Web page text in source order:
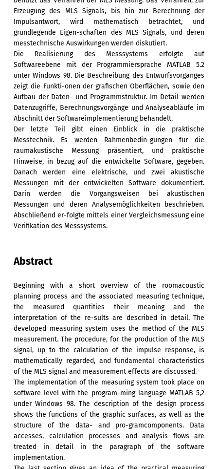
Erzeugung des MLS Signals, bis hin zur Berechnung der
Impulsantwort, wird mathematisch betrachtet, und
grundlegende Eigen-schaften des MLS Signals, und deren
messtechnische Auswirkungen werden diskutiert.
Die Realisierung des Messsystems erfolgte auf
Softwareebene mit der Programmiersprache MATLAB 5.2
unter Windows 98. Die Beschreibung des Entwurfsvorganges
zeigt die Funkti-onen der grafischen Oberflächen, sowie den
Aufbau der Daten- und Programmstruktur. Im Detail werden
Datenzugriffe, Berechnungsvorgänge und Analyseabläufe im
Abschnitt der Softwareimplementierung behandelt.
Der letzte Teil gibt einen Einblick in die praktische
Messtechnik. Es werden Rahmenbedin-gungen für die
raumakustische Messung präsentiert, und praktische
Hinweise, in bezug auf die entwickelte Software, gegeben.
Danach werden eine elektrische, und zwei akustische
Messungen mit der entwickelten Software dokumentiert.
Darin werden die Vorgangsweisen bei akustischen
Messungen und deren Analysemöglichkeiten beschrieben.
Abschließend er-folgte mittels einer Vergleichsmessung eine
Verifikation des Messsystems.
Abstract
Beginning with a short overview of the roomacoustic
planning process and the associated measuring technique,
the measured quantities their meaning and the
interpretation of the re-sults are described in detail. The
developed measuring system uses the method of the MLS
measurement. The procedure, for the production of the MLS
signal, up to the calculation of the impulse response, is
mathematically regarded, and fundamental characteristics
of the MLS signal and measurement effects are discussed.
The implementation of the measuring system took place on
software level with the program-ming language MATLAB 5,2
under Windows 98. The description of the design process
shows the functions of the graphic surfaces, as well as the
structure of the data- and pro-gramcomponents. Data
accesses, calculation processes and analysis flows are
treated in detail in the paragraph of the software
implementation.